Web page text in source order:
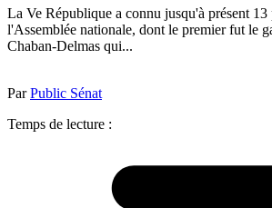
La Ve République a connu jusqu'à présent 13
l'Assemblée nationale, dont le premier fut le
Chaban-Delmas qui...
ParPublic Sénat
Temps de lecture :